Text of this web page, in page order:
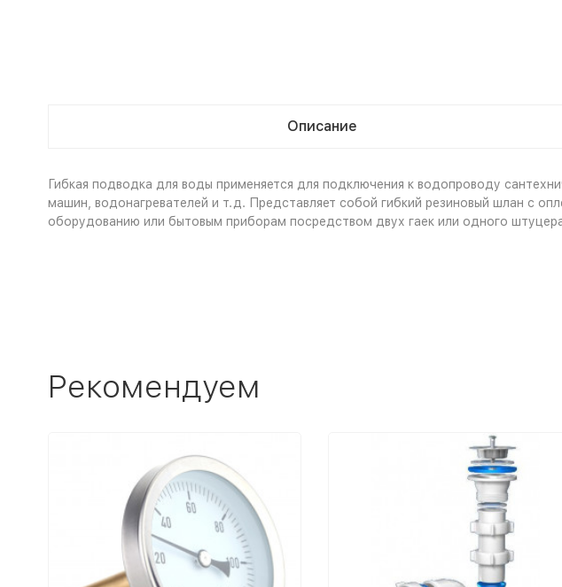
Описание
Гибкая подводка для воды применяется для подключения к водопроводу
машин, водонагревателей и т.д. Представляет собой гибкий резиновый шлан с
оборудованию или бытовым приборам посредством двух гаек или одного
Рекомендуем